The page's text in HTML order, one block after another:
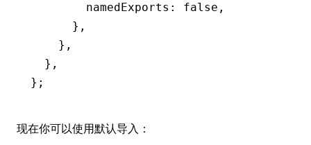
        namedExports
: false ,
      }
,
    }
,
  }
,
};
现在你可以使用默认导入：